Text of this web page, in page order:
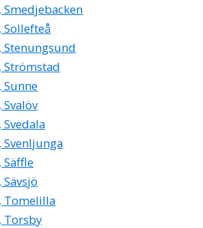
Sollefteå
Stenungsund
Strömstad
Sunne
Svenljunga
Säffle
Tomelilla
Torsby